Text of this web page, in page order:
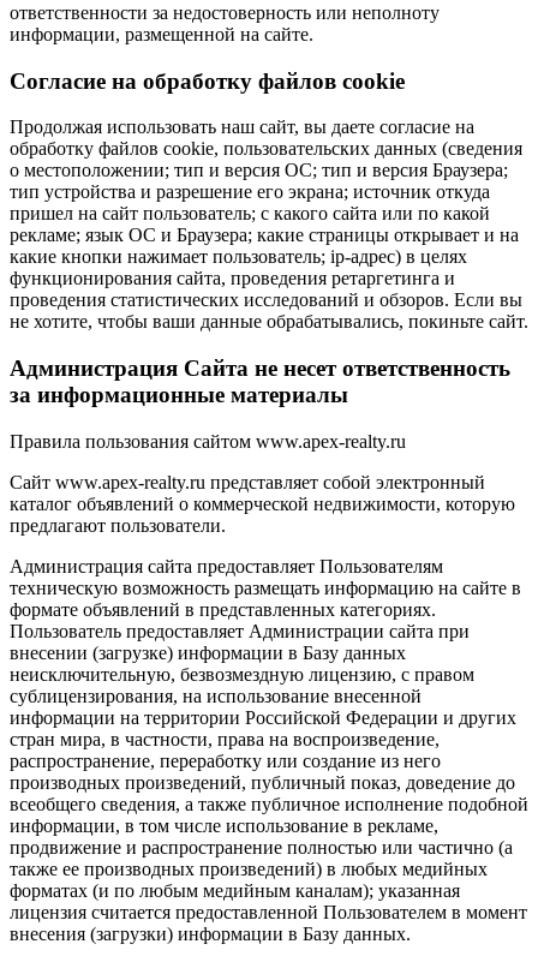
ответственности за недостоверность или неполноту
информации, размещенной на сайте.
Cогласие на обработку файлов cookie
Продолжая использовать наш сайт, вы даете согласие на
обработку файлов cookie, пользовательских данных (сведения
о местоположении; тип и версия ОС; тип и версия Браузера;
тип устройства и разрешение его экрана; источник откуда
пришел на сайт пользователь; с какого сайта или по какой
рекламе; язык ОС и Браузера; какие страницы открывает и на
какие кнопки нажимает пользователь; ip-адрес) в целях
функционирования сайта, проведения ретаргетинга и
проведения статистических исследований и обзоров. Если вы
не хотите, чтобы ваши данные обрабатывались, покиньте сайт.
Администрация Сайта не несет ответственность
за информационные материалы
Правила пользования сайтом www.apex-realty.ru
Сайт www.apex-realty.ru представляет собой электронный
каталог объявлений о коммерческой недвижимости, которую
предлагают пользователи.
Администрация сайта предоставляет Пользователям
техническую возможность размещать информацию на сайте в
формате объявлений в представленных категориях.
Пользователь предоставляет Администрации сайта при
внесении (загрузке) информации в Базу данных
неисключительную, безвозмездную лицензию, с правом
сублицензирования, на использование внесенной
информации на территории Российской Федерации и других
стран мира, в частности, права на воспроизведение,
распространение, переработку или создание из него
производных произведений, публичный показ, доведение до
всеобщего сведения, а также публичное исполнение подобной
информации, в том числе использование в рекламе,
продвижение и распространение полностью или частично (а
также ее производных произведений) в любых медийных
форматах (и по любым медийным каналам); указанная
лицензия считается предоставленной Пользователем в момент
внесения (загрузки) информации в Базу данных.